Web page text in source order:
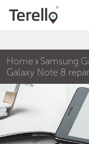
Home
Samsung
Galaxy Note 8